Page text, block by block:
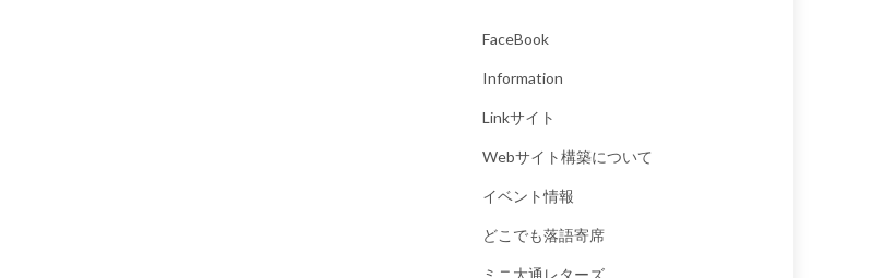
FaceBook
Information
Linkサイト
Webサイト構築について
イベント情報
どこでも落語寄席
ミニ大通レターズ